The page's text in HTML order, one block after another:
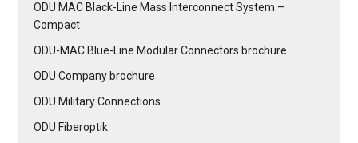
ODU MAC Black-Line Mass Interconnect System –
Compact
ODU-MAC Blue-Line Modular Connectors brochure
ODU Company brochure
ODU Military Connections
ODU Fiberoptik